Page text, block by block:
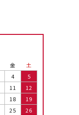
金
土
4
5
11
12
18
19
25
26